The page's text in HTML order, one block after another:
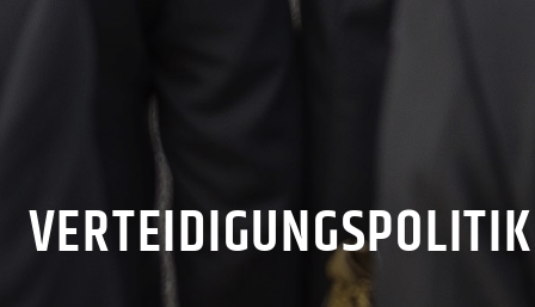
VERTEIDIGUNGSPOLITIK